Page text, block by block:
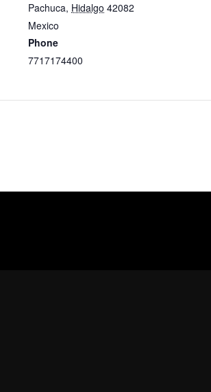
Pachuca, Hidalgo 42082
Mexico
Phone
7717174400